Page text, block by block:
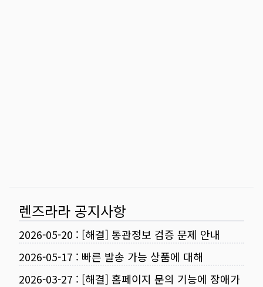
렌즈라라 공지사항
2026-05-20 : [해결] 통관정보 검증 문제 안내
2026-05-17 : 빠른 발송 가능 상품에 대해
2026-03-27 : [해결] 홈페이지 문의 기능에 장애가